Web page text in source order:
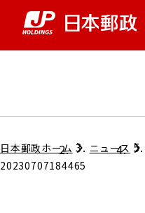
グループ情報
株主・投資
ニュースト
サステナビリ
採用情報ト
日本郵政ホーム ニュース
20230707184465